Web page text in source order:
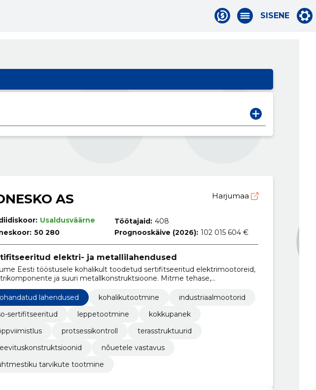
SISENE
AS Harjumaa
Usaldusväärne
50 280
Töötajaid: 408
Prognooskäive (2026): 102 015 604 €
elektri- ja metallilahendused
Eesti tööstusele kohalikult toodetud sertifitseeritud elektrimootoreid,
ja suuri metallkonstruktsioone. Mitme tehase,
ja tootmise digitaliseerimise abil tagame usaldusväärse ja
tootmise.
lahendused kohalikutootmine
industriaalmootorid
sertifitseeritud
leppetootmine
kokkupanek
protsessikontroll
terasstruktuurid
nõuetele vastavus
tarvikute tootmine